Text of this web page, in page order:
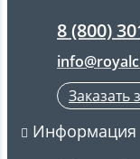
8 (800)
Заказать
Информация